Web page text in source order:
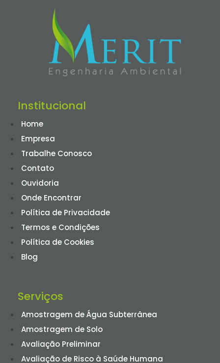
Institucional
Home
Empresa
Trabalhe Conosco
Contato
Ouvidoria
Onde Encontrar
Política de Privacidade
Termos e Condições
Política de Cookies
Blog
Serviços
Amostragem de Água Subterrânea
Amostragem de Solo
Avaliação Preliminar
Avaliação de Risco à Saúde Humana